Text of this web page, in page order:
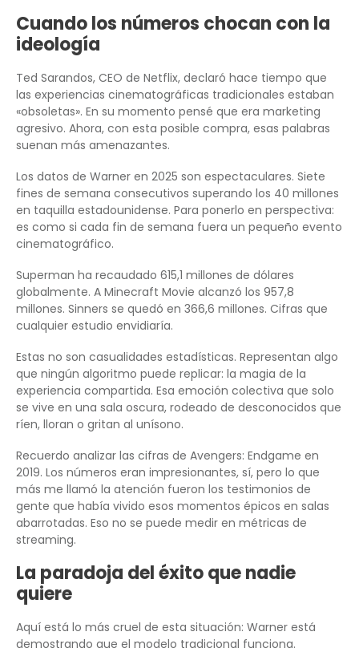
Cuando los números chocan con la
ideología
Ted Sarandos, CEO de Netflix, declaró hace tiempo que
las experiencias cinematográficas tradicionales estaban
«obsoletas». En su momento pensé que era marketing
agresivo. Ahora, con esta posible compra, esas palabras
suenan más amenazantes.
Los datos de Warner en 2025 son espectaculares. Siete
fines de semana consecutivos superando los 40 millones
en taquilla estadounidense. Para ponerlo en perspectiva:
es como si cada fin de semana fuera un pequeño evento
cinematográfico.
Superman ha recaudado 615,1 millones de dólares
globalmente. A Minecraft Movie alcanzó los 957,8
millones. Sinners se quedó en 366,6 millones. Cifras que
cualquier estudio envidiaría.
Estas no son casualidades estadísticas. Representan algo
que ningún algoritmo puede replicar: la magia de la
experiencia compartida. Esa emoción colectiva que solo
se vive en una sala oscura, rodeado de desconocidos que
ríen, lloran o gritan al unísono.
Recuerdo analizar las cifras de Avengers: Endgame en
2019. Los números eran impresionantes, sí, pero lo que
más me llamó la atención fueron los testimonios de
gente que había vivido esos momentos épicos en salas
abarrotadas. Eso no se puede medir en métricas de
streaming.
La paradoja del éxito que nadie
quiere
Aquí está lo más cruel de esta situación: Warner está
demostrando que el modelo tradicional funciona.